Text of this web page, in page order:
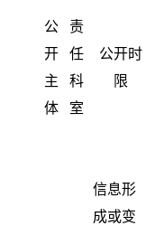
公
开
主
体
责
任
科
室
公开时
限
信息形
成或变